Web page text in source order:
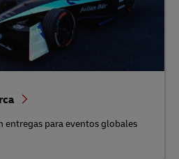
entregas para eventos globales